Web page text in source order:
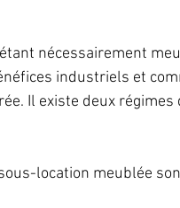
nécessairement
industriels et
Il existe deux
location meublée